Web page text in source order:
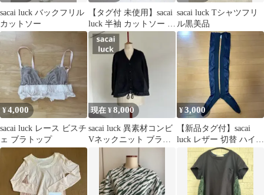
sacai luck バックフリル
カットソー
【タグ付 未使用】sacai
luck 半袖 カットソー ホ
ワイト サイズ2
sacai luck Tシャツフリ
ル黒美品
¥4,000
sacai luck レース ビスチ
ェ ブラトップ
現在 ¥8,000
sacai luck 異素材コンビ
Vネックニット ブラッ
¥3,000
【新品タグ付】sacai
luck レザー 切替 ハイソ
ックス 黒 緑 ニーハイ